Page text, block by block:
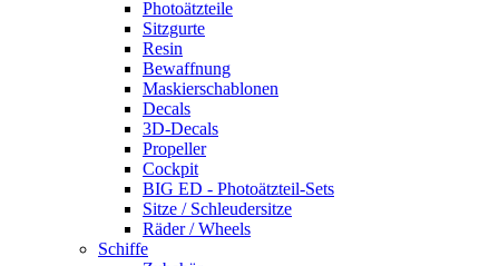
Photoätzteile
Sitzgurte
Resin
Bewaffnung
Maskierschablonen
Decals
3D-Decals
Propeller
Cockpit
BIG ED - Photoätzteil-Sets
Sitze / Schleudersitze
Räder / Wheels
Schiffe